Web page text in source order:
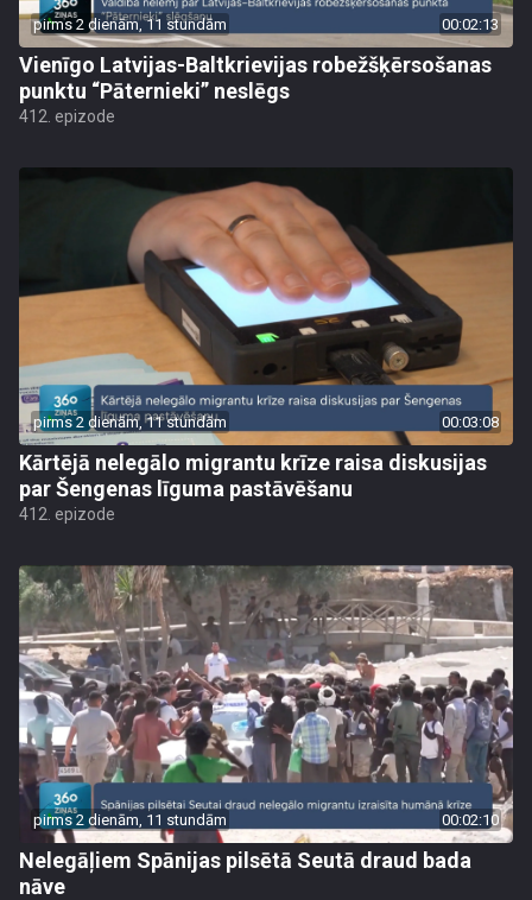
pirms 2 dienām, 11 stundām 00:02:13
Vienīgo Latvijas-Baltkrievijas robežšķērsošanas
punktu “Pāternieki” neslēgs
412. epizode
pirms 2 dienām, 11 stundām 00:03:08
Kārtējā nelegālo migrantu krīze raisa diskusijas
par Šengenas līguma pastāvēšanu
412. epizode
pirms 2 dienām, 11 stundām 00:02:10
Nelegāļiem Spānijas pilsētā Seutā draud bada
nāve